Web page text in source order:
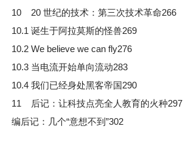
10 20 世纪的技术：第三次技术革命266
10.1 诞生于阿拉莫斯的怪兽269
10.2 We believe we can fly276
10.3 当电流开始单向流动283
10.4 我们已经身处黑客帝国290
11 后记：让科技点亮全人教育的火种297
编后记：几个“意想不到”302